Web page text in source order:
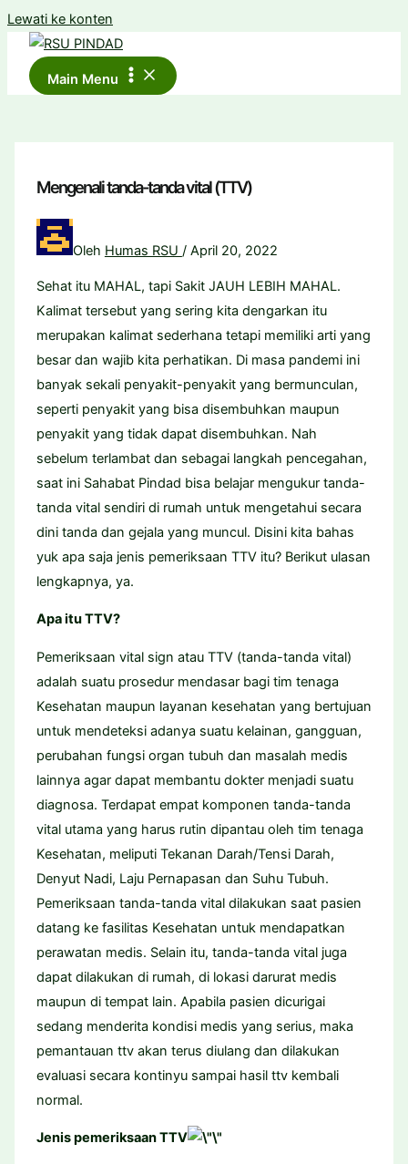
Lewati ke konten
Main Menu
Mengenali tanda-tanda vital (TTV)
Oleh Humas RSU / April 20, 2022
Sehat itu MAHAL, tapi Sakit JAUH LEBIH MAHAL.
Kalimat tersebut yang sering kita dengarkan itu
merupakan kalimat sederhana tetapi memiliki arti yang
besar dan wajib kita perhatikan. Di masa pandemi ini
banyak sekali penyakit-penyakit yang bermunculan,
seperti penyakit yang bisa disembuhkan maupun
penyakit yang tidak dapat disembuhkan. Nah
sebelum terlambat dan sebagai langkah pencegahan,
saat ini Sahabat Pindad bisa belajar mengukur tanda-
tanda vital sendiri di rumah untuk mengetahui secara
dini tanda dan gejala yang muncul. Disini kita bahas
yuk apa saja jenis pemeriksaan TTV itu? Berikut ulasan
lengkapnya, ya.
Apa itu TTV?
Pemeriksaan vital sign atau TTV (tanda-tanda vital)
adalah suatu prosedur mendasar bagi tim tenaga
Kesehatan maupun layanan kesehatan yang bertujuan
untuk mendeteksi adanya suatu kelainan, gangguan,
perubahan fungsi organ tubuh dan masalah medis
lainnya agar dapat membantu dokter menjadi suatu
diagnosa. Terdapat empat komponen tanda-tanda
vital utama yang harus rutin dipantau oleh tim tenaga
Kesehatan, meliputi Tekanan Darah/Tensi Darah,
Denyut Nadi, Laju Pernapasan dan Suhu Tubuh.
Pemeriksaan tanda-tanda vital dilakukan saat pasien
datang ke fasilitas Kesehatan untuk mendapatkan
perawatan medis. Selain itu, tanda-tanda vital juga
dapat dilakukan di rumah, di lokasi darurat medis
maupun di tempat lain. Apabila pasien dicurigai
sedang menderita kondisi medis yang serius, maka
pemantauan ttv akan terus diulang dan dilakukan
evaluasi secara kontinyu sampai hasil ttv kembali
normal.
Jenis pemeriksaan TTV